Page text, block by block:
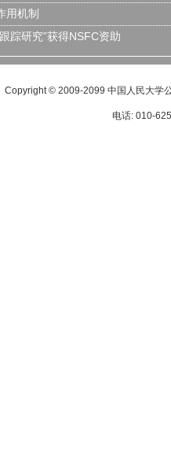
用机制
踪研究”获得NSFC资助
Copyright © 2009-2099 中国人民大学
电话: 010-